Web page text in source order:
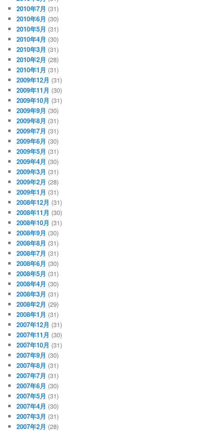
2010年7月 (31)
2010年6月 (30)
2010年5月 (31)
2010年4月 (30)
2010年3月 (31)
2010年2月 (28)
2010年1月 (31)
2009年12月 (31)
2009年11月 (30)
2009年10月 (31)
2009年9月 (30)
2009年8月 (31)
2009年7月 (31)
2009年6月 (30)
2009年5月 (31)
2009年4月 (30)
2009年3月 (31)
2009年2月 (28)
2009年1月 (31)
2008年12月 (31)
2008年11月 (30)
2008年10月 (31)
2008年9月 (30)
2008年8月 (31)
2008年7月 (31)
2008年6月 (30)
2008年5月 (31)
2008年4月 (30)
2008年3月 (31)
2008年2月 (29)
2008年1月 (31)
2007年12月 (31)
2007年11月 (30)
2007年10月 (31)
2007年9月 (30)
2007年8月 (31)
2007年7月 (31)
2007年6月 (30)
2007年5月 (31)
2007年4月 (30)
2007年3月 (31)
2007年2月 (28)